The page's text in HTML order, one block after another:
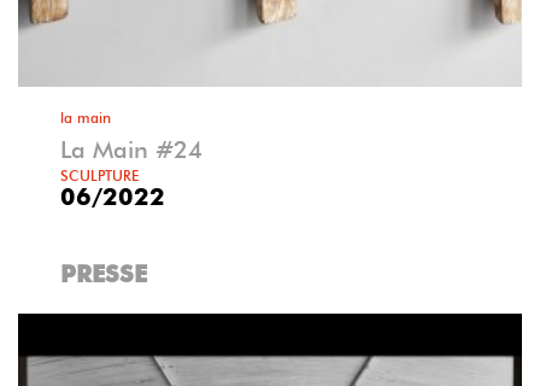
la main
La Main #24
SCULPTURE
06/2022
PRESSE